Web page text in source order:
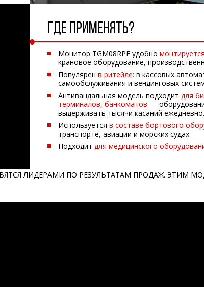
ГДЕ ПРИМЕНЯТЬ?
Монитор TGM08RPE удобно монтируется
крановое оборудование,
Популярен в ритейле: в кассовых
самообслуживания и вендинговых
Антивандальная модель подходит для
терминалов, банкоматов —
выдерживать тысячи касаний ежедневно.
Используется в составе бортового
транспорте, авиации и морских судах.
Подходит для медицинского
ЛИДЕРАМИ ПО РЕЗУЛЬТАТАМ ПРОДАЖ. ЭТИМ